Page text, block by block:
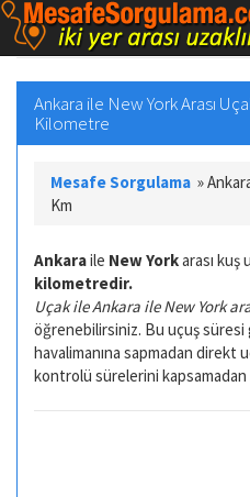
Ankara ile New York Arası
Kilometre
Mesafe Sorgulama »
Km
Ankaraile New Yorkarası
kilometredir.
Uçak ile Ankara ile New York
öğrenebilirsiniz. Bu uçuş süresi
havalimanına sapmadan direkt
kontrolü sürelerini